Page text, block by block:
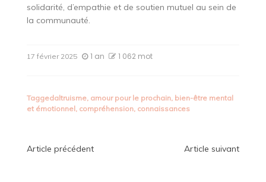
solidarité, d’empathie et de soutien mutuel au sein de
la communauté.
17 février 2025 1 an 1 062 mot
Taggedaltruisme, amour pour le prochain, bien-être mental
et émotionnel, compréhension, connaissances
Navigation
Article précédent Article suivant